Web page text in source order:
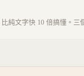
純文字快 10 倍搞懂。三